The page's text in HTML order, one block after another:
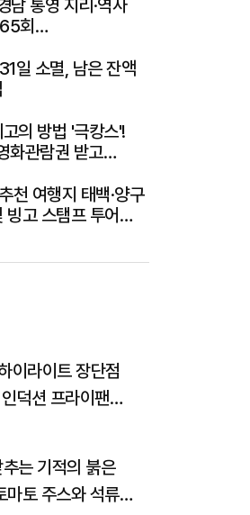
남 통영 지리·역사
회
일 소멸, 남은 잔액
의 방법 '극캉스'!
화관람권 받고
천 여행지 태백·양구
빙고 스탬프 투어
이라이트 장단점
덕션 프라이팬
는 기적의 붉은
마토 주스와 석류